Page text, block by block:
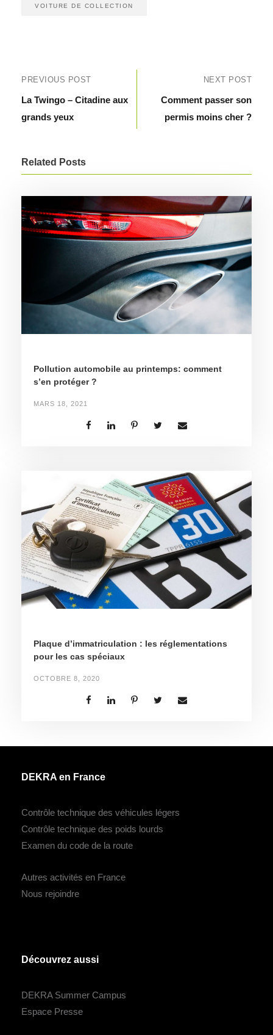
VOITURE DE COLLECTION
PREVIOUS POST
La Twingo – Citadine aux
grands yeux
NEXT POST
Comment passer son
permis moins cher ?
Related Posts
Pollution automobile au printemps: comment
s’en protéger ?
MARS 18, 2021
Plaque d’immatriculation : les réglementations
pour les cas spéciaux
OCTOBRE 8, 2020
DEKRA en France
Contrôle technique des véhicules légers
Contrôle technique des poids lourds
Examen du code de la route
Autres activités en France
Nous rejoindre
Découvrez aussi
DEKRA Summer Campus
Espace Presse